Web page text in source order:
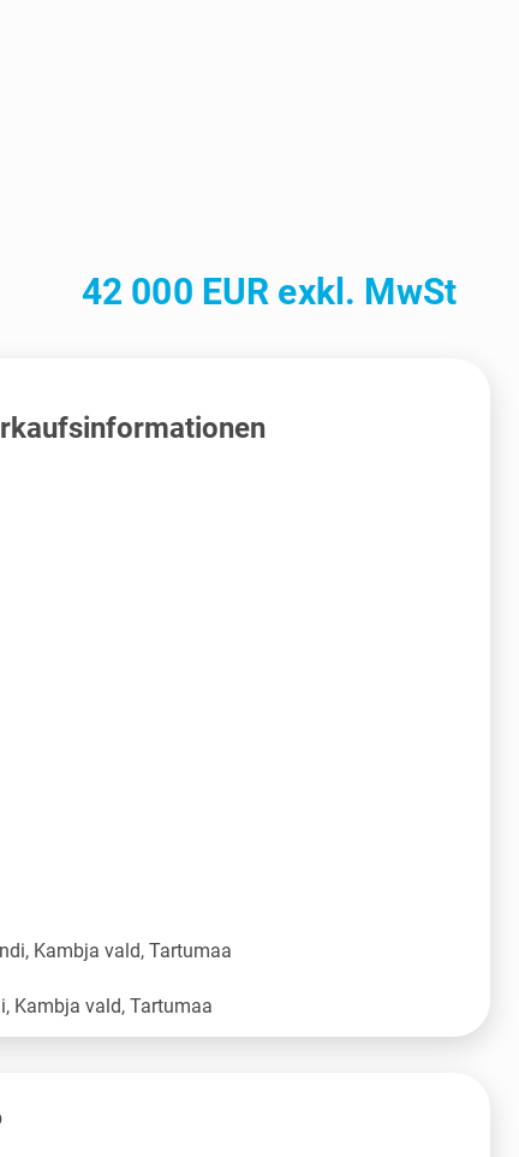
42 000 EUR exkl. MwSt
Kambja vald, Tartumaa